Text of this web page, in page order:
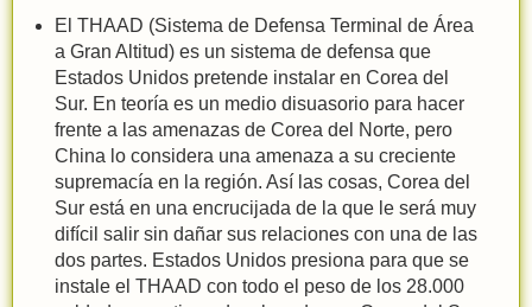
El THAAD (Sistema de Defensa Terminal de Área
a Gran Altitud) es un sistema de defensa que
Estados Unidos pretende instalar en Corea del
Sur. En teoría es un medio disuasorio para hacer
frente a las amenazas de Corea del Norte, pero
China lo considera una amenaza a su creciente
supremacía en la región. Así las cosas, Corea del
Sur está en una encrucijada de la que le será muy
difícil salir sin dañar sus relaciones con una de las
dos partes. Estados Unidos presiona para que se
instale el THAAD con todo el peso de los 28.000